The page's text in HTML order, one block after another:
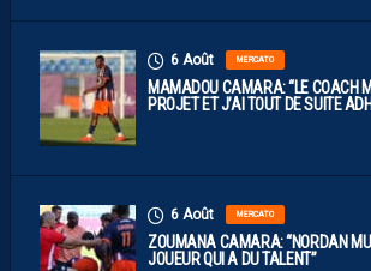
6 Août MERCATO
MAMADOU CAMARA: “LE COACH
PROJET ET J’AI TOUT DE SUITE
6 Août MERCATO
ZOUMANA CAMARA: “NORDAN
JOUEUR QUI A DU TALENT”